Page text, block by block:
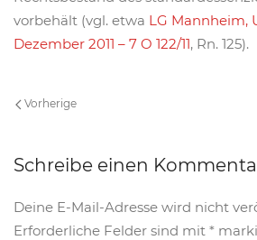
vorbehält (vgl. etwa LG Mannheim,
Dezember 2011 – 7 O 122/11, Rn. 125).
Vorherige
Schreibe einen
Deine E-Mail-Adresse wird nicht
Erforderliche Felder sind mit *